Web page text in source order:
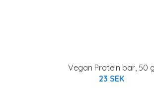
Vegan Protein bar, 50 g
23 SEK